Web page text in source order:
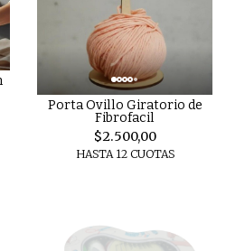
Porta Ovillo Giratorio de
Fibrofacil
$2.500,00
HASTA 12 CUOTAS